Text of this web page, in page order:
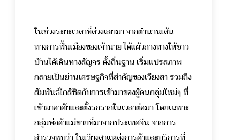
ในช่วงระยะเวลาที่ล่วงเลยมา จากตำนานเส้น
ทางการฟื้นเมืองของเจ้านาย ได้แผ้วถางทางให้ชาว
บ้านได้เดินทางสัญจร ตั้งถิ่นฐาน เริ่มแปรสภาพ
กลายเป็นย่านเศรษฐกิจที่สำคัญของเวียงสา รวมถึง
สัมพันธ์ใกล้ชิดกับการเข้ามาของผู้คนกลุ่มใหม่ๆ ที่
เข้ามาอาศัยและตั้งรกรากในเวลาต่อมา โดยเฉพาะ
กลุ่มพ่อค้าแม่ขายที่มาจากประเทศจีนจากการ